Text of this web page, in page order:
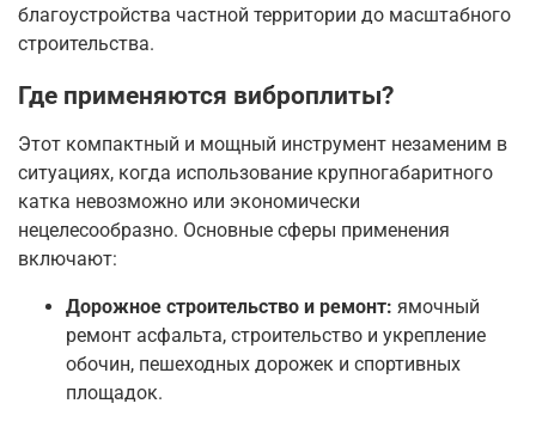
благоустройства частной территории до масштабного
строительства.
Где применяются виброплиты?
Этот компактный и мощный инструмент незаменим в
ситуациях, когда использование крупногабаритного
катка невозможно или экономически
нецелесообразно. Основные сферы применения
включают:
Дорожное строительство и ремонт: ямочный
ремонт асфальта, строительство и укрепление
обочин, пешеходных дорожек и спортивных
площадок.